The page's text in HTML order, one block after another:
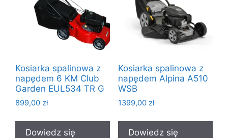
Kosiarka spalinowa z
napędem 6 KM Club
Garden EUL534 TR G
899,00 zł
Dowiedz się
Kosiarka spalinowa z
napędem Alpina A510
WSB
1399,00 zł
Dowiedz się